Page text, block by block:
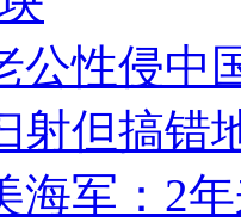
公性侵中
射但搞错
海军：2